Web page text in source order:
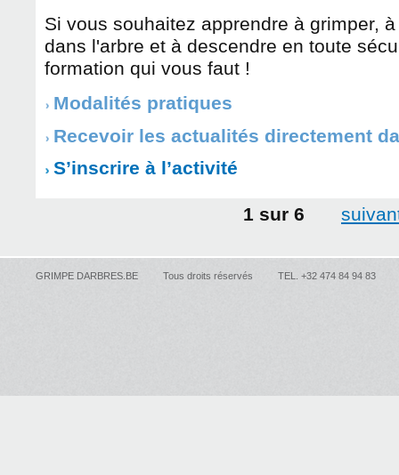
Si vous souhaitez apprendre à grimper,
dans l'arbre et à descendre en toute
formation qui vous faut !
Modalités pratiques
Recevoir les actualités directement
S’inscrire à l’activité
1 sur 6
GRIMPE DARBRES.BE Tous droits réservés TEL. +32 474 84 94 83